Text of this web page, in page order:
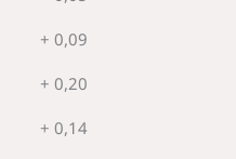
+ 0,09
+ 0,20
+ 0,14